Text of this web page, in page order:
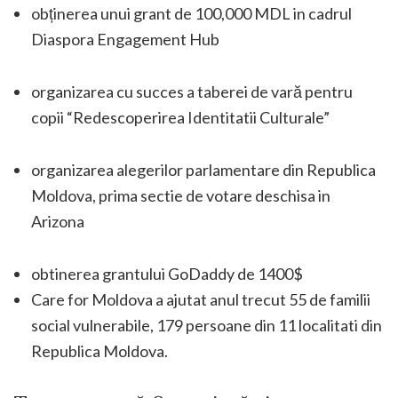
obținerea unui grant de 100,000 MDL in cadrul
Diaspora Engagement Hub
organizarea cu succes a taberei de vară pentru
copii “Redescoperirea Identitatii Culturale”
organizarea alegerilor parlamentare din Republica
Moldova, prima sectie de votare deschisa in
Arizona
obtinerea grantului GoDaddy de 1400$
Care for Moldova a ajutat anul trecut 55 de familii
social vulnerabile, 179 persoane din 11 localitati din
Republica Moldova.